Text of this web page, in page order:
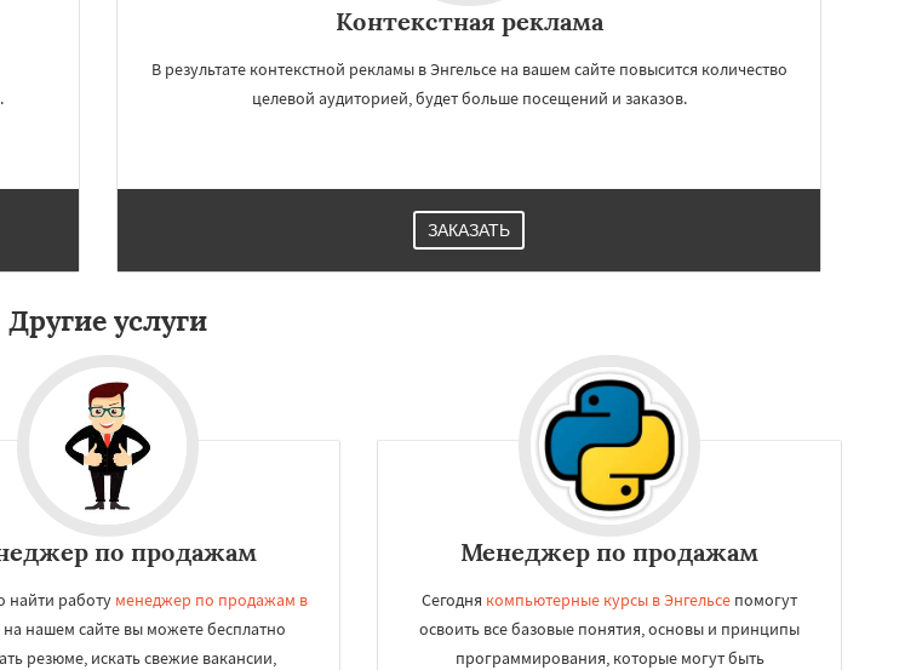
Контекстная реклама
В результате контекстной рекламы в Энгельсе на вашем сайте повысится количество
целевой аудиторией, будет больше посещений и заказов.
ЗАКАЗАТЬ
Другие услуги
по продажам
найти работу менеджер по продажам в
на нашем сайте вы можете бесплатно
резюме, искать свежие вакансии,
Менеджер по продажам
Сегодня компьютерные курсы в Энгельсе помогут
освоить все базовые понятия, основы и принципы
программирования, которые могут быть